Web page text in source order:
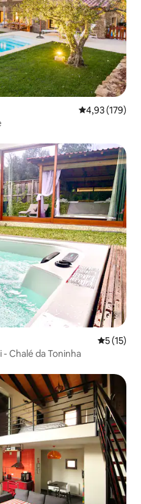
4,93 de uma
4,93 (179)
5 de uma
5 (15)
- Chalé da Toninha